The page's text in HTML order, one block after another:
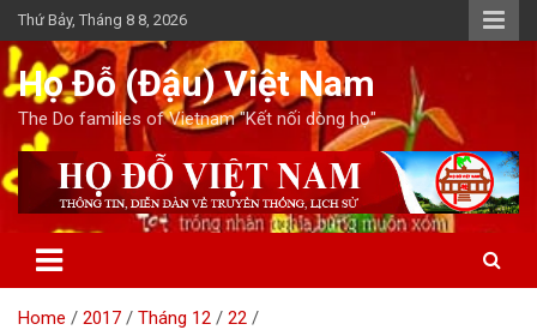
Skip
to
content
Thứ Bảy, Tháng 8 8, 2026
Họ Đỗ (Đậu) Việt Nam
The Do families of Vietnam "Kết nối dòng họ"
Home 2017 Tháng 12
22